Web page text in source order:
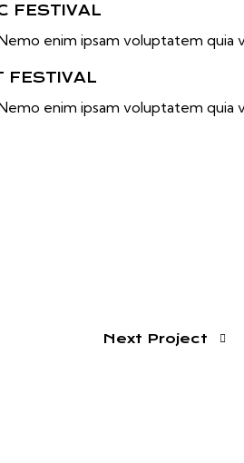
FESTIVAL
enim ipsam voluptatem
FESTIVAL
enim ipsam voluptatem
Next Project